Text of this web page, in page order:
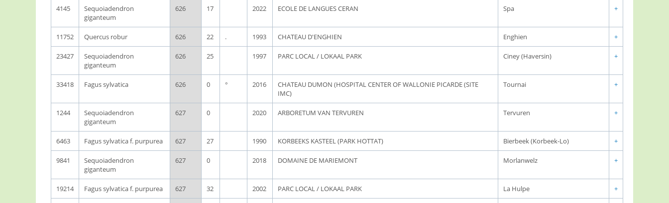
4145
Sequoiadendron
giganteum
626 17 2022 ECOLE DE LANGUES CERAN Spa +
11752 Quercus robur 626 22 . 1993 CHATEAU D'ENGHIEN Enghien +
23427
Sequoiadendron
giganteum
626 25 1997 PARC LOCAL / LOKAAL PARK Ciney (Haversin) +
33418 Fagus sylvatica 626 0 ° 2016
CHATEAU DUMON (HOSPITAL CENTER OF WALLONIE PICARDE (SITE
IMC)
Tournai +
1244
Sequoiadendron
giganteum
627 0 2020 ARBORETUM VAN TERVUREN Tervuren +
6463 Fagus sylvatica f. purpurea 627 27 1990 KORBEEKS KASTEEL (PARK HOTTAT) Bierbeek (Korbeek-Lo) +
9841
Sequoiadendron
giganteum
627 0 2018 DOMAINE DE MARIEMONT Morlanwelz +
19214 Fagus sylvatica f. purpurea 627 32 2002 PARC LOCAL / LOKAAL PARK La Hulpe +